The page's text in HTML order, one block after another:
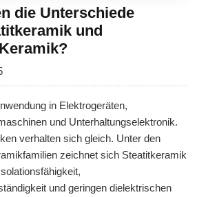
die Unterschiede
und
in Elektrogeräten,
und Unterhaltungselektronik.
verhalten sich gleich. Unter den
zeichnet sich Steatitkeramik
und geringen dielektrischen